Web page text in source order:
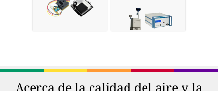
Acerca de la calidad del aire y la